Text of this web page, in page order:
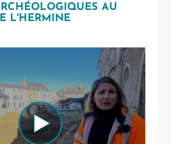
AU
L'HERMINE